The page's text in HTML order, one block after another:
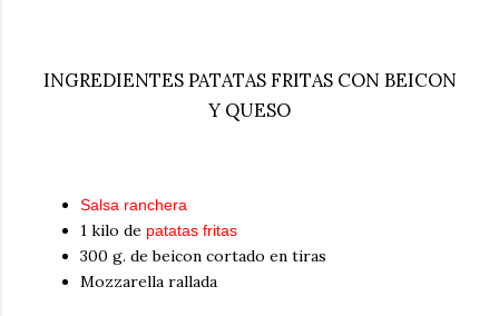
INGREDIENTES PATATAS FRITAS CON BEICON
Y QUESO
Salsa ranchera
1 kilo de patatas fritas
300 g. de beicon cortado en tiras
Mozzarella rallada